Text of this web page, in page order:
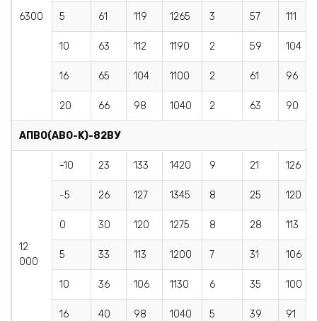
6300 5 61 119 1265 3 57 111
10 63 112 1190 2 59 104
16 65 104 1100 2 61 96
20 66 98 1040 2 63 90
AПBO(АВО-K)-82ВУ
12
000
-10 23 133 1420 9 21 126
-5 26 127 1345 8 25 120
0 30 120 1275 8 28 113
5 33 113 1200 7 31 106
10 36 106 1130 6 35 100
16 40 98 1040 5 39 91